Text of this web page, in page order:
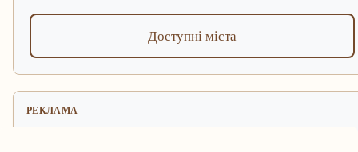
Доступні міста
РЕКЛАМА